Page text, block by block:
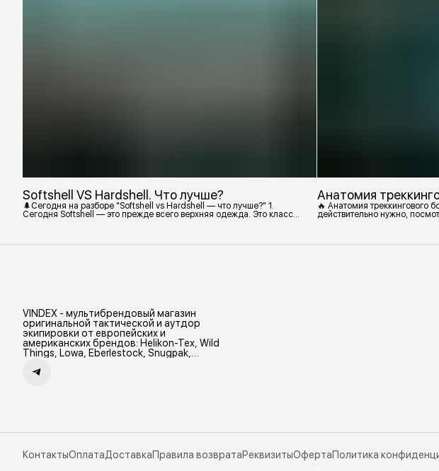
Softshell VS Hardshell. Что лучше?
🌲Сегодня на разборе "Softshell vs Hardshell — что лучше?" 1.
Сегодня Softshell — это прежде всего верхняя одежда. Это класс
Анатомия
🔥 Анатомия треккингового
действительно нужно,
VINDEX - мультибрендовый магазин
оригинальной тактической и аутдор
экипировки от европейских и
американских брендов: Helikon-Tex, Wild
Things, Lowa, Eberlestock, Snugpak,
КонтактыОплатаДоставкаПравила возвратаРеквизитыОфертаПолитика